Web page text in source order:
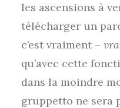
les ascensions à
télécharger un
c’est vraiment –
qu’avec cette
dans la moindre
gruppetto ne sera